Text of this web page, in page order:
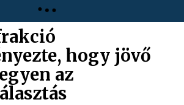
hogy jövő
az